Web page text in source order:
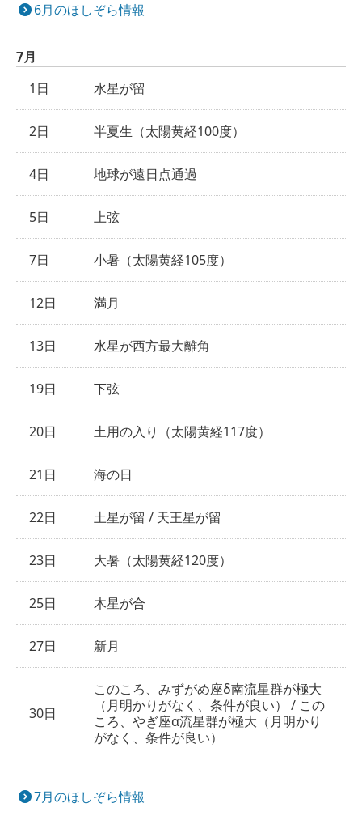
6月のほしぞら情報
7月
1日
水星が留
2日 半夏生（太陽黄経100度）
4日 地球が遠日点通過
5日 上弦
7日 小暑（太陽黄経105度）
12日 満月
13日 水星が西方最大離角
19日 下弦
20日 土用の入り（太陽黄経117度）
21日 海の日
22日 土星が留 / 天王星が留
23日 大暑（太陽黄経120度）
25日 木星が合
27日 新月
30日
このころ、みずがめ座δ南流星群が極大
（月明かりがなく、条件が良い） / この
ころ、やぎ座α流星群が極大（月明かり
がなく、条件が良い）
7月のほしぞら情報